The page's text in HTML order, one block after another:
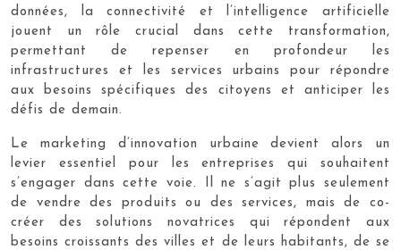
données, la connectivité et l’intelligence artificielle
jouent un rôle crucial dans cette transformation,
permettant de repenser en profondeur les
infrastructures et les services urbains pour répondre
aux besoins spécifiques des citoyens et anticiper les
défis de demain.
Le marketing d’innovation urbaine devient alors un
levier essentiel pour les entreprises qui souhaitent
s’engager dans cette voie. Il ne s’agit plus seulement
de vendre des produits ou des services, mais de co-
créer des solutions novatrices qui répondent aux
besoins croissants des villes et de leurs habitants, de se